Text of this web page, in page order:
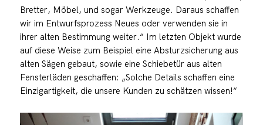
Bretter, Möbel, und sogar Werkzeuge. Daraus schaffen
wir im Entwurfsprozess Neues oder verwenden sie in
ihrer alten Bestimmung weiter.“ Im letzten Objekt wurde
auf diese Weise zum Beispiel eine Absturzsicherung aus
alten Sägen gebaut, sowie eine Schiebetür aus alten
Fensterläden geschaffen: „Solche Details schaffen eine
Einzigartigkeit, die unsere Kunden zu schätzen wissen!“